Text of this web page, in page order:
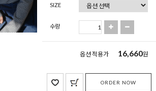
SIZE
수량
옵션 적용가 16,660원
ORDER NOW